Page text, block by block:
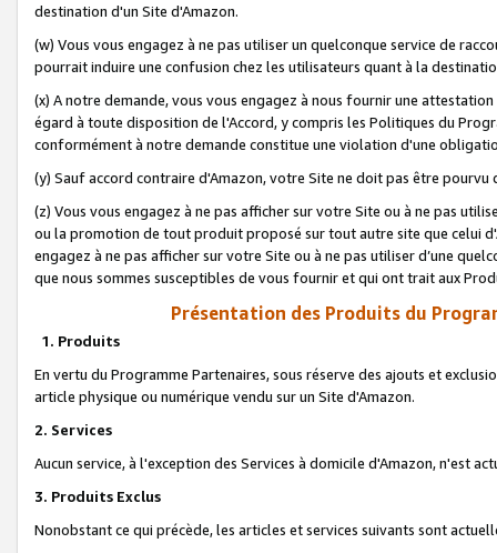
destination d'un Site d'Amazon.
(w) Vous vous engagez à ne pas utiliser un quelconque service de
pourrait induire une confusion chez les utilisateurs quant à la
(x) A notre demande, vous vous engagez à nous fournir une
égard à toute disposition de l'Accord, y compris les Politiques du
conformément à notre demande constitue une violation d'une
(y) Sauf accord contraire d'Amazon, votre Site ne doit pas être
(z) Vous vous engagez à ne pas afficher sur votre Site ou à ne pas
ou la promotion de tout produit proposé sur tout autre site que celui
engagez à ne pas afficher sur votre Site ou à ne pas utiliser d’une
que nous sommes susceptibles de vous fournir et qui ont trait aux
Présentation des Produits du
1. Produits
En vertu du Programme Partenaires, sous réserve des ajouts et
article physique ou numérique vendu sur un Site d'Amazon.
2. Services
Aucun service, à l'exception des Services à domicile d'Amazon, n'est
3. Produits Exclus
Nonobstant ce qui précède, les articles et services suivants sont